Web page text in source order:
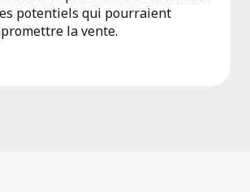
potentiels qui pourraient
la vente.